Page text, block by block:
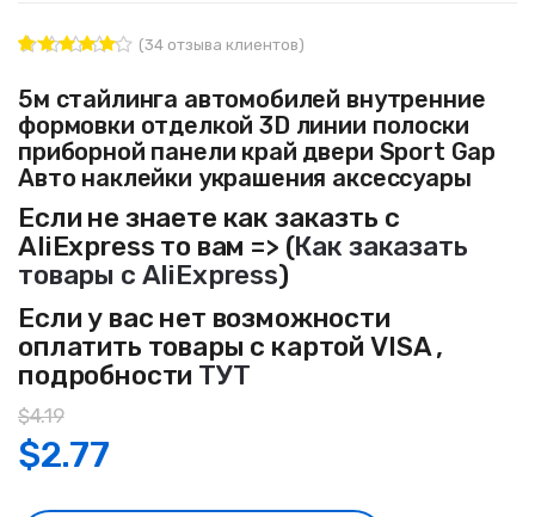
4.91
из 5
на основе
опроса
пользовате
лей
(34 отзыва клиентов)
5м стайлинга автомобилей внутренние
формовки отделкой 3D линии полоски
приборной панели край двери Sport Gap
Авто наклейки украшения аксессуары
Если не знаете как заказть с
AliExpress то вам => (Как заказать
товары с AliExpress)
Если у вас нет возможности
оплатить товары с картой VISA ,
подробности ТУТ
$4.19
$2.77